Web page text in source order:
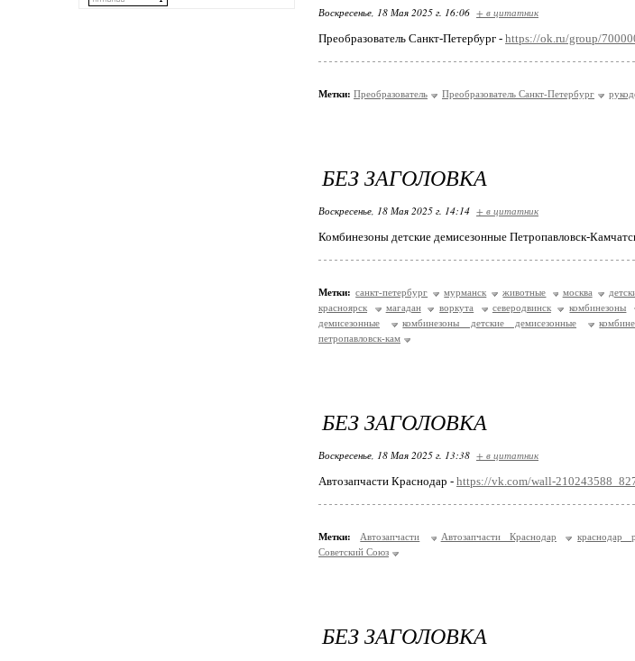
Воскресенье, 18 Мая 2025 г. 16:06 + в цитатник
Преобразователь Санкт-Петербург - https://ok.ru/group/
Метки: Преобразователь Преобразователь Санкт-Петербург
БЕЗ ЗАГОЛОВКА
Воскресенье, 18 Мая 2025 г. 14:14 + в цитатник
Комбинезоны детские демисезонные Петропавловск-
Метки: санкт-петербург мурманск животные москва
красноярск
магадан воркута северодвинск комбинезоны
демисезонные
комбинезоны детские демисезонные
петропавловск-кам
БЕЗ ЗАГОЛОВКА
Воскресенье, 18 Мая 2025 г. 13:38 + в цитатник
Автозапчасти Краснодар - https://vk.com/wall-
Метки: Автозапчасти Автозапчасти Краснодар
краснодар
Советский Союз
БЕЗ ЗАГОЛОВКА